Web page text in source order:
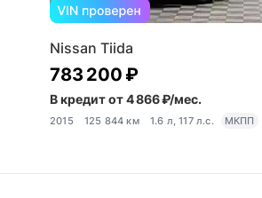
Nissan Tiida
783 200 ₽
В кредит от 4 866 ₽/мес.
2015 125 844 км 1.6 л, 117 л.с. МКПП